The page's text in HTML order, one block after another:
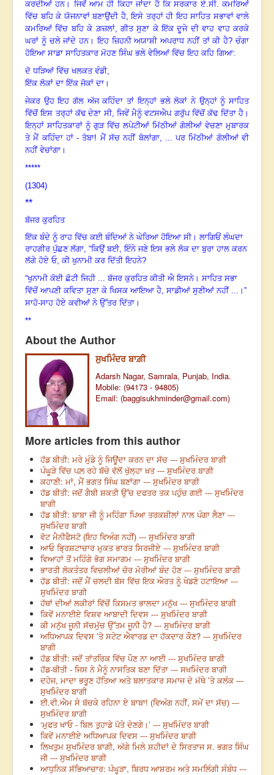
ਕਰਦੀਆਂ ਹਨ। ਜਿਵੇਂ ਆਮ ਹੀ ਕਿਹਾ ਜਾਂਦਾ ਹੈ ਕਿ ਸਰਕਾਰ ਏ.ਸੀ. ਕਮਰਿਆਂ
ਵਿੱਚ ਬਹਿ ਕੇ ਯੋਜਨਾਵਾਂ ਬਣਾਉਂਦੀ ਹੈ, ਇਸੇ ਤਰ੍ਹਾਂ ਹੀ ਇਹ ਸਾਹਿਤ ਸਭਾਵਾਂ ਵਾਲੇ
ਕਮਰਿਆਂ ਵਿੱਚ ਬਹਿ ਕੇ ਗ਼ਜ਼ਲਾਂ, ਗੀਤ ਸੁਣਾ ਕੇ ਇੱਕ ਦੂਜੇ ਦੀ ਵਾਹ ਵਾਹ ਕਰਕੇ
ਘਰਾਂ ਨੂੰ ਚਲੇ ਜਾਂਦੇ ਹਨ। ਇਹ ਜ਼ਿਹਨੀ ਅਯਾਸ਼ੀ ਅਪਰਾਧ ਨਹੀਂ ਤਾਂ ਕੀ ਹੈ? ਚੰਗਾ
ਹੋਇਆ ਸਾਡਾ ਸਾਹਿਤਕਾਰ ਮੋਹਣ ਸਿੰਘ ਭਲੇ ਵੇਲਿਆਂ ਵਿੱਚ ਇਹ ਕਹਿ ਗਿਆ:
ਦੋ ਧੜਿਆਂ ਵਿੱਚ ਖਲਕਤ ਵੰਡੀ,
ਇੱਕ ਲੋਕਾਂ ਦਾ ਇੱਕ ਜੋਕਾਂ ਦਾ।
ਜੇਕਰ ਉਹ ਇਹ ਗੱਲ ਅੱਜ ਕਹਿੰਦਾ ਤਾਂ ਇਨ੍ਹਾਂ ਭਲੇ ਲੋਕਾਂ ਨੇ ਉਨ੍ਹਾਂ ਨੂੰ ਸਾਹਿਤ
ਵਿੱਚੋਂ ਇਸ ਤਰ੍ਹਾਂ ਕੱਢ ਦੇਣਾ ਸੀ, ਜਿਵੇਂ ਮੈਨੂੰ ਵਟਸਐਪ ਗਰੁੱਪ ਵਿੱਚੋਂ ਕੱਢ ਦਿੱਤਾ ਹੈ।
ਇਨ੍ਹਾਂ ਸਾਹਿਤਕਾਰਾਂ ਨੂੰ ਗੁੜ ਵਿੱਚ ਲਪੇਟੀਆਂ ਮਿੱਠੀਆਂ ਗੋਲੀਆਂ ਵੇਚਣਾ ਮੁਬਾਰਕ
ਤੇ ਮੈਂ ਕਹਿੰਦਾ ਹਾਂ - ਤੋਬਾ! ਮੈਂ ਸੱਚ ਨਹੀਂ ਬੋਲਾਂਗਾ, ... ਪਰ ਮਿੱਠੀਆਂ ਗੋਲੀਆਂ ਵੀ
ਨਹੀਂ ਵੇਚਾਂਗਾ।
*****
(1304)
**
ਬੱਜਰ ਕੁਰਹਿਤ
ਇੱਕ ਬੰਦੇ ਨੂੰ ਰਾਹ ਵਿੱਚ ਕਈ ਬੰਦਿਆਂ ਨੇ ਘੇਰਿਆ ਹੋਇਆ ਸੀ। ਲਾਗਿਓਂ ਲੰਘਦਾ
ਰਾਹਗੀਰ ਪੁੱਛਣ ਲੱਗਾ, “ਕਿਉਂ ਬਈ, ਇੰਨੇ ਜਣੇ ਇਸ ਭਲੇ ਲੋਕ ਦਾ ਬੁਰਾ ਹਾਲ ਕਰਨ
ਲੱਗੇ ਹੋਏ ਓ, ਕੀ ਖੁਨਾਮੀ ਕਰ ਦਿੱਤੀ ਇਹਨੇ?
“ਖੁਨਾਮੀ ਕੋਈ ਛੋਟੀ ਜਿਹੀ ... ਬੱਜਰ ਕੁਰਹਿਤ ਕੀਤੀ ਐ ਇਸਨੇ। ਸਾਹਿਤ ਸਭਾ
ਵਿੱਚੋਂ ਆਪਣੀ ਕਵਿਤਾ ਸੁਣਾ ਕੇ ਖਿਸਕ ਆਇਆ ਹੈ, ਸਾਡੀਆਂ ਸੁਣੀਆਂ ਨਹੀਂ ...।”
ਸਾਹੋ-ਸਾਹ ਹੋਏ ਕਵੀਆਂ ਨੇ ਉੱਤਰ ਦਿੱਤਾ।
**
About the Author
ਸੁਖਮਿੰਦਰ ਬਾਗ਼ੀ
Adarsh Nagar, Samrala, Punjab, India.
Mobile: (94173 - 94805)
Email: (baggisukhminder@gmail.com)
More articles from this author
ਹੱਡ ਬੀਤੀ: ਮਰੇ ਮੁੰਡੇ ਨੂੰ ਜਿਊਂਦਾ ਕਰਨ ਦਾ ਸੱਚ --- ਸੁਖਮਿੰਦਰ ਬਾਗੀ
ਪੰਘੂੜੇ ਵਿੱਚ ਪਲ਼ ਰਹੇ ਬੱਚੇ ਵੱਲੋਂ ਖੁੱਲ੍ਹਾ ਖ਼ਤ --- ਸੁਖਮਿੰਦਰ ਬਾਗੀ
ਕਹਾਣੀ: ਮਾਂ, ਮੈਂ ਭਗਤ ਸਿੰਘ ਬਣਾਂਗਾ --- ਸੁਖਮਿੰਦਰ ਬਾਗੀ
ਹੱਡ ਬੀਤੀ: ਜਦੋਂ ਗੈਬੀ ਸ਼ਕਤੀ ਉੱਚ ਦਫਤਰ ਤਕ ਪਹੁੰਚ ਗਈ --- ਸੁਖਮਿੰਦਰ
ਬਾਗੀ
ਹੱਡ ਬੀਤੀ: ਬਾਬਾ ਜੀ ਨੂੰ ਮਹਿੰਗਾ ਪਿਆ ਤਰਕਸ਼ੀਲਾਂ ਨਾਲ ਪੰਗਾ ਲੈਣਾ ---
ਸੁਖਮਿੰਦਰ ਬਾਗੀ
ਵੋਟ ਮੈਨੀਫੈਸਟੋ (ਇਹ ਵਿਅੰਗ ਨਹੀਂ) --- ਸੁਖਮਿੰਦਰ ਬਾਗੀ
ਆਓ ਭ੍ਰਿਸ਼ਟਾਚਾਰ ਮੁਕਤ ਭਾਰਤ ਸਿਰਜੀਏ --- ਸੁਖਮਿੰਦਰ ਬਾਗੀ
ਵਿਆਹਾਂ ਤੋਂ ਮਹਿੰਗੇ ਭੋਗ ਸਮਾਗਮ --- ਸੁਖਮਿੰਦਰ ਬਾਗੀ
ਭਾਰਤੀ ਲੋਕਤੰਤਰ ਵਿਚਲੀਆਂ ਚੋਰ ਮੋਰੀਆਂ ਬੰਦ ਹੋਣ --- ਸੁਖਮਿੰਦਰ ਬਾਗੀ
ਹੱਡ ਬੀਤੀ: ਜਦੋਂ ਮੈਂ ਚਲਦੀ ਬੱਸ ਵਿੱਚ ਇਕ ਔਰਤ ਨੂੰ ਖੇਡਣੋ ਹਟਾਇਆ ---
ਸੁਖਮਿੰਦਰ ਬਾਗੀ
ਹੱਥਾਂ ਦੀਆਂ ਲਕੀਰਾਂ ਵਿੱਚੋਂ ਕਿਸਮਤ ਭਾਲਦਾ ਮਨੁੱਖ --- ਸੁਖਮਿੰਦਰ ਬਾਗੀ
ਕਿਵੇਂ ਮਨਾਈਏ ਵਿਸ਼ਵ ਆਬਾਦੀ ਦਿਵਸ --- ਸੁਖਮਿੰਦਰ ਬਾਗੀ
ਕੀ ਮਨੁੱਖ ਜੂਨੀ ਸੱਚਮੁੱਚ ਉੱਤਮ ਜੂਨੀ ਹੈ? --- ਸੁਖਮਿੰਦਰ ਬਾਗੀ
ਅਧਿਆਪਕ ਦਿਵਸ ’ਤੇ ਸਟੇਟ ਐਵਾਰਡ ਦਾ ਹੱਕਦਾਰ ਕੌਣ? --- ਸੁਖਮਿੰਦਰ
ਬਾਗੀ
ਹੱਡ ਬੀਤੀ: ਜਦੋਂ ਤਾਂਤਰਿਕ ਵਿੱਚ ਪੌਣ ਨਾ ਆਈ --- ਸੁਖਮਿੰਦਰ ਬਾਗੀ
ਹੱਡ-ਬੀਤੀ - ਜਿਸ ਨੇ ਮੈਨੂੰ ਨਾਸਤਿਕ ਬਣਾ ਦਿੱਤਾ --- ਸਖਮਿੰਦਰ ਬਾਗੀ
ਦਹੇਜ, ਮਾਦਾ ਭਰੂਣ ਹੱਤਿਆ ਅਤੇ ਬਲਾਤਕਾਰ ਸਮਾਜ ਦੇ ਮੱਥੇ ’ਤੇ ਕਲੰਕ ---
ਸੁਖਮਿੰਦਰ ਬਾਗੀ
ਈ.ਵੀ.ਐਮ ਸੇ ਬੱਚਕੇ ਰਹਿਨਾ ਏ ਬਾਬਾ! (ਵਿਅੰਗ ਨਹੀਂ, ਸਮੇਂ ਦਾ ਸੱਚ) ---
ਸੁਖਮਿੰਦਰ ਬਾਗੀ
‘ਮੁਫਤ ਖਾਓ - ਬਿਲ ਤੁਹਾਡੇ ਪੋਤੇ ਦੇਣਗੇ।’ --- ਸੁਖਮਿੰਦਰ ਬਾਗੀ
ਕਿਵੇਂ ਮਨਾਈਏ ਅਧਿਆਪਕ ਦਿਵਸ --- ਸੁਖਮਿੰਦਰ ਬਾਗੀ
ਲਿਖਤੁਮ ਸੁਖਮਿੰਦਰ ਬਾਗੀ, ਅੱਗੇ ਮਿਲੇ ਸ਼ਹੀਦਾਂ ਦੇ ਸਿਰਤਾਜ ਸ. ਭਗਤ ਸਿੰਘ
ਜੀ --- ਸੁਖਮਿੰਦਰ ਬਾਗੀ
ਆਧੁਨਿਕ ਸੱਭਿਆਚਾਰ: ਪੰਘੂੜਾ, ਬਿਰਧ ਆਸ਼ਰਮ ਅਤੇ ਸਮਲਿੰਗੀ ਸੰਬੰਧ ---